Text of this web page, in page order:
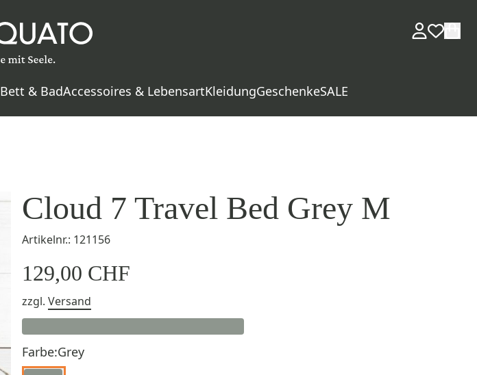
Bett & BadAccessoires & LebensartKleidungGeschenkeSALE
Cloud 7 Travel Bed Grey M
Artikelnr.: 121156
129,00 CHF
zzgl. Versand
Farbe:Grey